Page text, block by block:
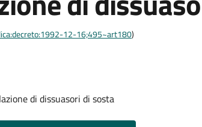
12-16;495~art180)
di dissuasori di sosta